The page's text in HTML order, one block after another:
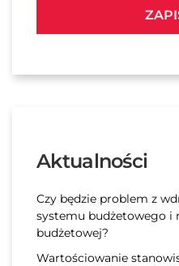
Aktualności
Czy będzie problem z
systemu budżetowego i
budżetowej?
Wartościowanie